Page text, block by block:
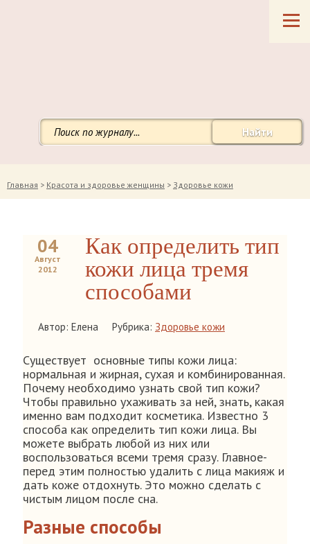
Найти
Главная > Красота и здоровье женщины > Здоровье кожи
04
Август
2012
Как определить тип
кожи лица тремя
способами
Автор: Елена Рубрика: Здоровье кожи
Существует основные типы кожи лица:
нормальная и жирная, сухая и комбинированная.
Почему необходимо узнать свой тип кожи?
Чтобы правильно ухаживать за ней, знать, какая
именно вам подходит косметика. Известно 3
способа как определить тип кожи лица. Вы
можете выбрать любой из них или
воспользоваться всеми тремя сразу. Главное-
перед этим полностью удалить с лица макияж и
дать коже отдохнуть. Это можно сделать с
чистым лицом после сна.
Разные способы